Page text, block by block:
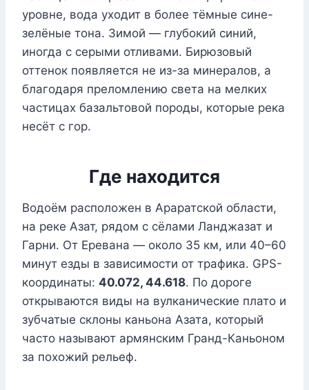
уровне, вода уходит в более тёмные сине-
зелёные тона. Зимой — глубокий синий,
иногда с серыми отливами. Бирюзовый
оттенок появляется не из-за минералов, а
благодаря преломлению света на мелких
частицах базальтовой породы, которые река
несёт с гор.
Где находится
Водоём расположен в Араратской области,
на реке Азат, рядом с сёлами Ланджазат и
Гарни. От Еревана — около 35 км, или 40–60
минут езды в зависимости от трафика. GPS-
координаты: 40.072, 44.618. По дороге
открываются виды на вулканические плато и
зубчатые склоны каньона Азата, который
часто называют армянским Гранд-Каньоном
за похожий рельеф.